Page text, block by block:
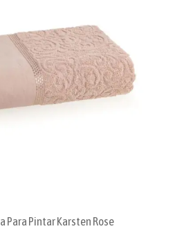
Para Pintar Karsten Rose